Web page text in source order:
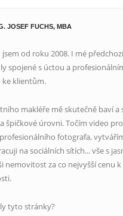
JOSEF FUCHS, MBA
jsem od roku 2008. I mé
spojené s úctou a
klientům.
makléře mě skutečně baví a
špičkové úrovni. Točím video
fotografa,
na sociálních sítích... vše s
nemovitost za co nejvyšší cenu
tyto stránky?